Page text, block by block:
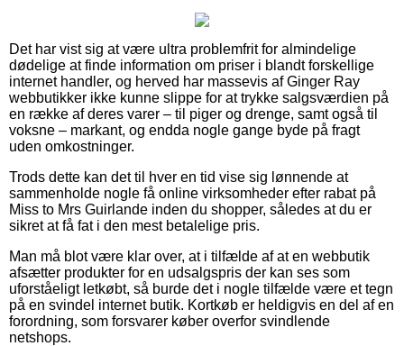
Det har vist sig at være ultra problemfrit for almindelige
dødelige at finde information om priser i blandt forskellige
internet handler, og herved har massevis af Ginger Ray
webbutikker ikke kunne slippe for at trykke salgsværdien på
en række af deres varer – til piger og drenge, samt også til
voksne – markant, og endda nogle gange byde på fragt
uden omkostninger.
Trods dette kan det til hver en tid vise sig lønnende at
sammenholde nogle få online virksomheder efter rabat på
Miss to Mrs Guirlande inden du shopper, således at du er
sikret at få fat i den mest betalelige pris.
Man må blot være klar over, at i tilfælde af at en webbutik
afsætter produkter for en udsalgspris der kan ses som
uforståeligt letkøbt, så burde det i nogle tilfælde være et tegn
på en svindel internet butik. Kortkøb er heldigvis en del af en
forordning, som forsvarer køber overfor svindlende
netshops.